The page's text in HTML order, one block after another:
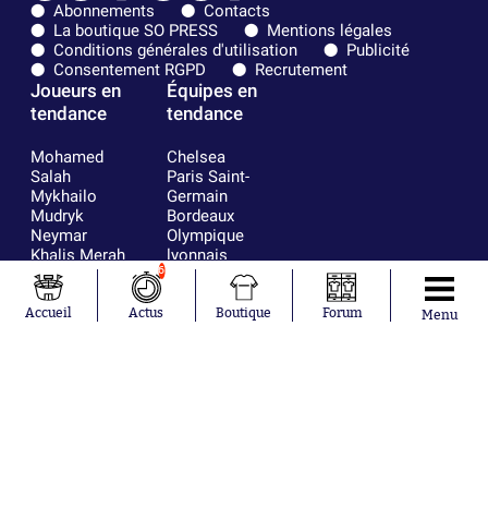
Abonnements
Contacts
La boutique SO PRESS
Mentions légales
Conditions générales d'utilisation
Publicité
Consentement RGPD
Recrutement
Joueurs en
tendance
Mohamed
Salah
Mykhailo
Mudryk
Neymar
Khalis Merah
Loïs Openda
Moussa
Niakhaté
Équipes en
tendance
Chelsea
Paris Saint-
Germain
Bordeaux
Olympique
lyonnais
FIFA
Real Madrid
RC Strasbourg
Accueil
6
Actus Boutique Forum Menu